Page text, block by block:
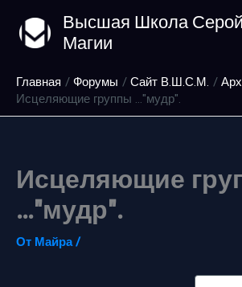
содержимому
Высшая Школа Серой
Магии
Главная Форумы Сайт В.Ш.С.М.
Исцеляющие группы …"мудр".
Исцеляющие
…"мудр".
От Майра/